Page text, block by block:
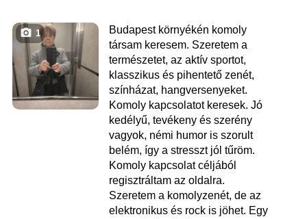
1
Budapest környékén komoly
társam keresem. Szeretem a
természetet, az aktív sportot,
klasszikus és pihentető zenét,
színházat, hangversenyeket.
Komoly kapcsolatot keresek. Jó
kedélyű, tevékeny és szerény
vagyok, némi humor is szorult
belém, így a stresszt jól tűröm.
Komoly kapcsolat céljából
regisztráltam az oldalra.
Szeretem a komolyzenét, de az
elektronikus és rock is jöhet. Egy